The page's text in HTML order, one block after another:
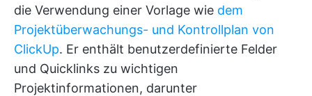
die Verwendung einer Vorlage wie dem
Projektüberwachungs- und Kontrollplan von
ClickUp. Er enthält benutzerdefinierte Felder
und Quicklinks zu wichtigen
Projektinformationen, darunter